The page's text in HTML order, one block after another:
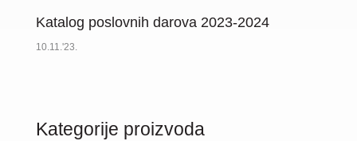
Katalog poslovnih darova 2023-2024
10.11.'23.
Kategorije proizvoda